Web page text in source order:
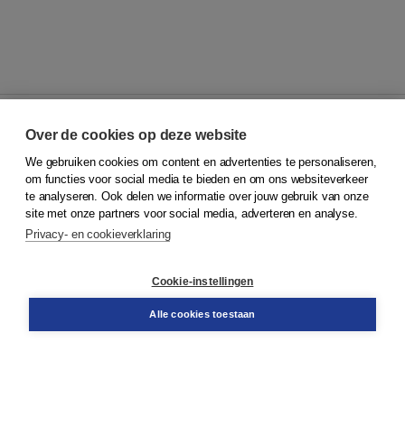
© 2026Koninklijke Boom uitgevers
Klantenservice
Service & informatie
Contact
Over de cookies op deze website
We gebruiken cookies om content en advertenties te personaliseren,
om functies voor social media te bieden en om ons websiteverkeer
te analyseren. Ook delen we informatie over jouw gebruik van onze
site met onze partners voor social media, adverteren en analyse.
Privacy- en cookieverklaring
Cookie-instellingen
Alle cookies toestaan